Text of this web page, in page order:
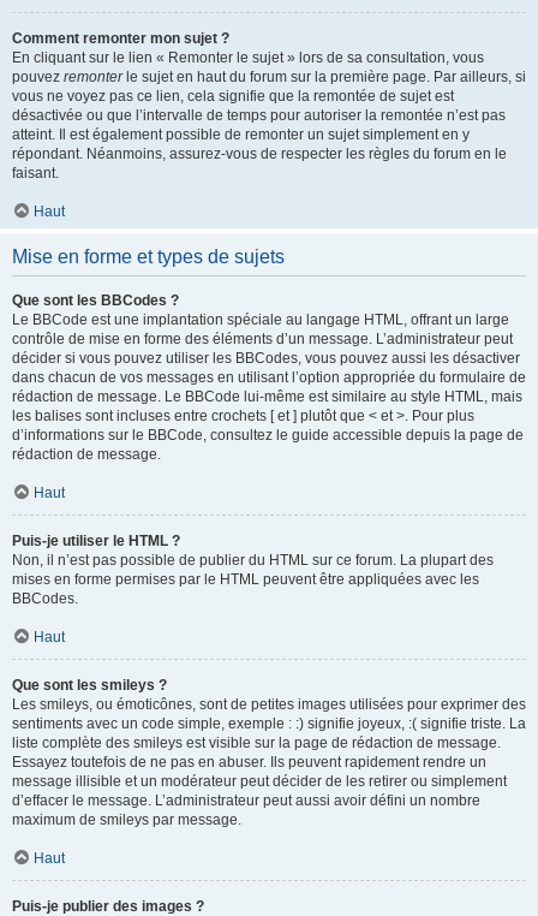
Comment remonter mon sujet ?
En cliquant sur le lien « Remonter le sujet » lors de sa consultation, vous
pouvez remonterle sujet en haut du forum sur la première page. Par ailleurs, si
vous ne voyez pas ce lien, cela signifie que la remontée de sujet est
désactivée ou que l’intervalle de temps pour autoriser la remontée n’est pas
atteint. Il est également possible de remonter un sujet simplement en y
répondant. Néanmoins, assurez-vous de respecter les règles du forum en le
faisant.
Haut
Mise en forme et types de sujets
Que sont les BBCodes ?
Le BBCode est une implantation spéciale au langage HTML, offrant un large
contrôle de mise en forme des éléments d’un message. L’administrateur peut
décider si vous pouvez utiliser les BBCodes, vous pouvez aussi les désactiver
dans chacun de vos messages en utilisant l’option appropriée du formulaire de
rédaction de message. Le BBCode lui-même est similaire au style HTML, mais
les balises sont incluses entre crochets [ et ] plutôt que < et >. Pour plus
d’informations sur le BBCode, consultez le guide accessible depuis la page de
rédaction de message.
Haut
Puis-je utiliser le HTML ?
Non, il n’est pas possible de publier du HTML sur ce forum. La plupart des
mises en forme permises par le HTML peuvent être appliquées avec les
BBCodes.
Haut
Que sont les smileys ?
Les smileys, ou émoticônes, sont de petites images utilisées pour exprimer des
sentiments avec un code simple, exemple : :) signifie joyeux, :( signifie triste. La
liste complète des smileys est visible sur la page de rédaction de message.
Essayez toutefois de ne pas en abuser. Ils peuvent rapidement rendre un
message illisible et un modérateur peut décider de les retirer ou simplement
d’effacer le message. L’administrateur peut aussi avoir défini un nombre
maximum de smileys par message.
Haut
Puis-je publier des images ?